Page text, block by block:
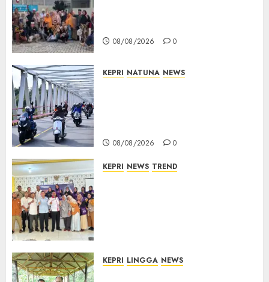
08/08/2026 0
KEPRI NATUNA NEWS
08/08/2026 0
KEPRI NEWS TREND
KEPRI LINGGA NEWS